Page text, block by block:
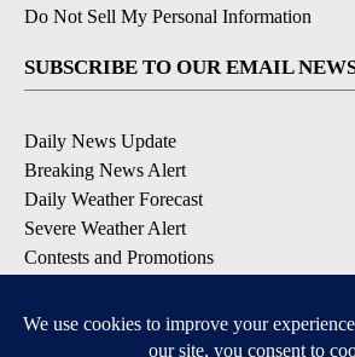
Do Not Sell My Personal Information
SUBSCRIBE TO OUR EMAIL
Daily News Update
Breaking News Alert
Daily Weather Forecast
Severe Weather Alert
Contests and Promotions